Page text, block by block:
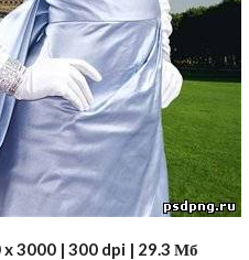
x 3000 | 300 dpi | 29.3 Мб